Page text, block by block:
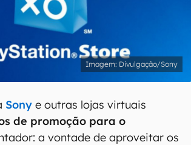
Divulgação/Sony
Sony e outras lojas virtuais
de promoção para o
a vontade de aproveitar os